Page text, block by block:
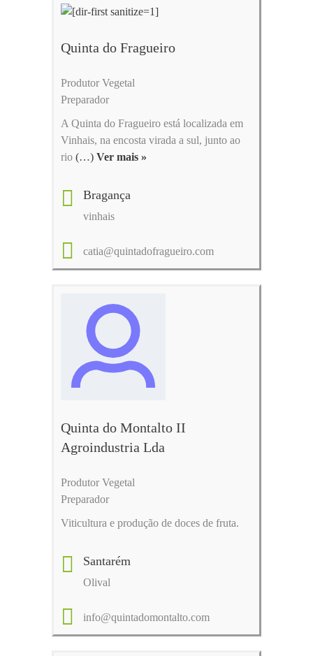
Quinta do Fragueiro
Produtor Vegetal
Preparador
A Quinta do Fragueiro está localizada em
Vinhais, na encosta virada a sul, junto ao
rio (…) Ver mais »
Bragança
vinhais
catia@quintadofragueiro.com
Quinta do Montalto II
Agroindustria Lda
Produtor Vegetal
Preparador
Viticultura e produção de doces de fruta.
Santarém
Olival
info@quintadomontalto.com